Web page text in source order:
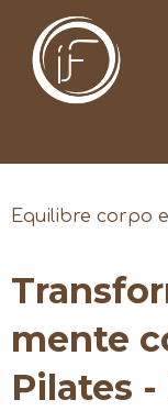
Equilibre corpo
mente
Pilates